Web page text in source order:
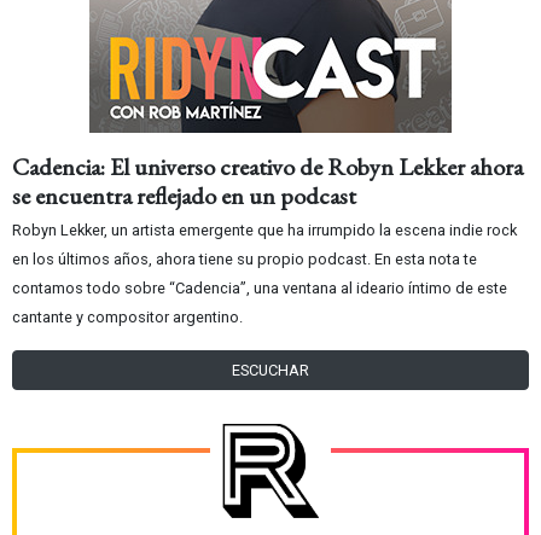
Cadencia: El universo creativo de Robyn Lekker ahora
se encuentra reflejado en un podcast
Robyn Lekker, un artista emergente que ha irrumpido la escena indie rock
en los últimos años, ahora tiene su propio podcast. En esta nota te
contamos todo sobre “Cadencia”, una ventana al ideario íntimo de este
cantante y compositor argentino.
ESCUCHAR